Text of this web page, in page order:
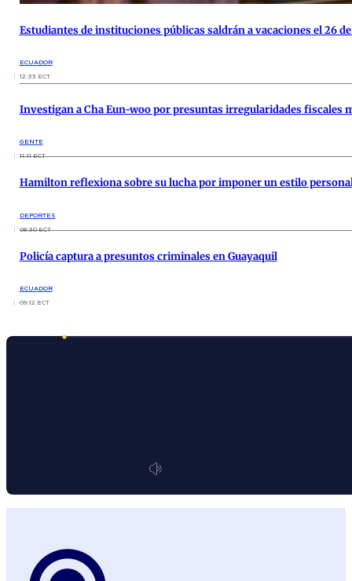
Estudiantes de instituciones públicas saldrán a vacaciones el 26
ECUADOR
12:33 ECT
Investigan a Cha Eun-woo por presuntas irregularidades fiscales
GENTE
11:11 ECT
Hamilton reflexiona sobre su lucha por imponer un estilo
DEPORTES
08:30 ECT
Policía captura a presuntos criminales en Guayaquil
ECUADOR
09:12 ECT